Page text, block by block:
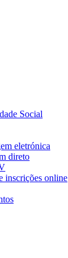
Social
eletrónica
direto
inscrições online